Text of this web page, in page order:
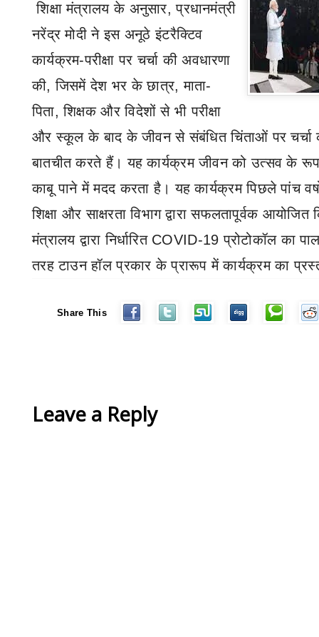
शिक्षामंत्रालय के अनुसार,प्रधानमंत्री
नरेंद्र मोदी ने इस अनूठे इंटरैक्टिव
कार्यक्रम-परीक्षा पर चर्चा की अवधारणा
की,जिसमें देश भर के छात्र,माता-
पिता,शिक्षक और विदेशों से भी परीक्षा
और स्कूल के बाद के जीवन से संबंधित चिंताओं पर
बातचीत करते हैं। यह कार्यक्रम जीवन को उत्सव के रूप
काबू पाने में मदद करता है। यह कार्यक्रम पिछले पांच
शिक्षा और साक्षरता विभाग द्वारा सफलतापूर्वक
मंत्रालय द्वारा निर्धारित COVID-19प्रोटोकॉल का
तरह टाउन हॉल प्रकार के प्रारूप में कार्यक्रम का
Share This
Leave a Reply